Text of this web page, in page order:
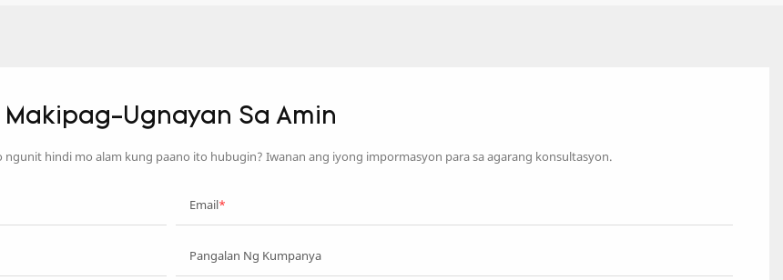
Makipag-Ugnayan Sa Amin
hindi mo alam kung paano ito hubugin? Iwanan ang iyong impormasyon para sa agarang konsultasyon.
Email
Pangalan Ng Kumpanya